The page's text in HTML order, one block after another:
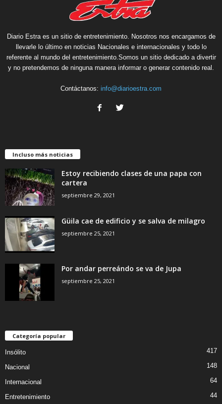
Diario Estra es un sitio de entretenimiento. Nosotros nos encargamos de
llevarle lo último en noticias Nacionales e internacionales y todo lo
referente al mundo del entretenimiento.Somos un sitio dedicado a divertir
y no pretendemos de ninguna manera informar o generar contenido real.
Contáctanos: info@diarioestra.com
Incluso más noticias
Estoy recibiendo clases de una papa con
cartera
septiembre 29, 2021
Güila cae de edificio y se salva de milagro
septiembre 25, 2021
Por andar perreándo se va de Jupa
septiembre 25, 2021
Categoría popular
Insólito 417
Nacional 148
Internacional 64
Entretenimiento 44